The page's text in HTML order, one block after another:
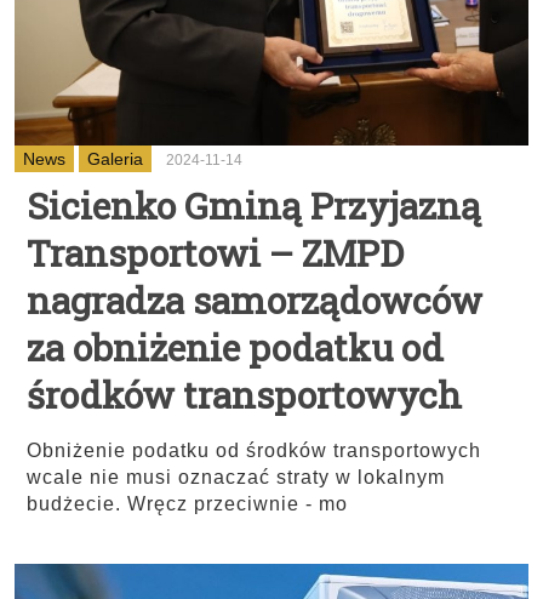
News Galeria 2024-11-14
Sicienko Gminą Przyjazną
Transportowi – ZMPD
nagradza samorządowców
za obniżenie podatku od
środków transportowych
Obniżenie podatku od środków transportowych
wcale nie musi oznaczać straty w lokalnym
budżecie. Wręcz przeciwnie - mo